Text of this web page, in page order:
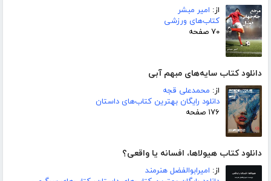
از: امیر مبشر
کتاب‌های ورزشی
۷۰ صفحه
دانلود کتاب سایه‌های مبهم آبی
از: محمدعلی قجه
دانلود رایگان بهترین کتاب‌های داستان
۱۷۶ صفحه
دانلود کتاب هیولاها، افسانه یا واقعی؟
از: امیرابوالفضل هنرمند